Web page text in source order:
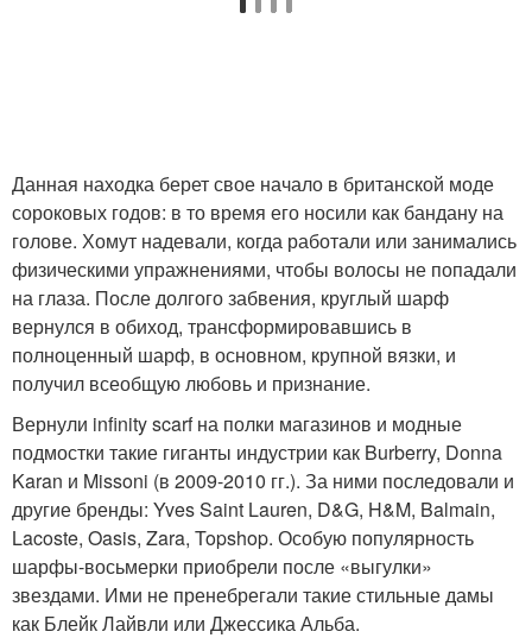
Данная находка берет свое начало в британской моде
сороковых годов: в то время его носили как бандану на
голове. Хомут надевали, когда работали или занимались
физическими упражнениями, чтобы волосы не попадали
на глаза. После долгого забвения, круглый шарф
вернулся в обиход, трансформировавшись в
полноценный шарф, в основном, крупной вязки, и
получил всеобщую любовь и признание.
Вернули infinity scarf на полки магазинов и модные
подмостки такие гиганты индустрии как Burberry, Donna
Karan и Missoni (в 2009-2010 гг.). За ними последовали и
другие бренды: Yves Saint Lauren, D&G, H&M, Balmain,
Lacoste, Oasis, Zara, Topshop. Особую популярность
шарфы-восьмерки приобрели после «выгулки»
звездами. Ими не пренебрегали такие стильные дамы
как Блейк Лайвли или Джессика Альба.